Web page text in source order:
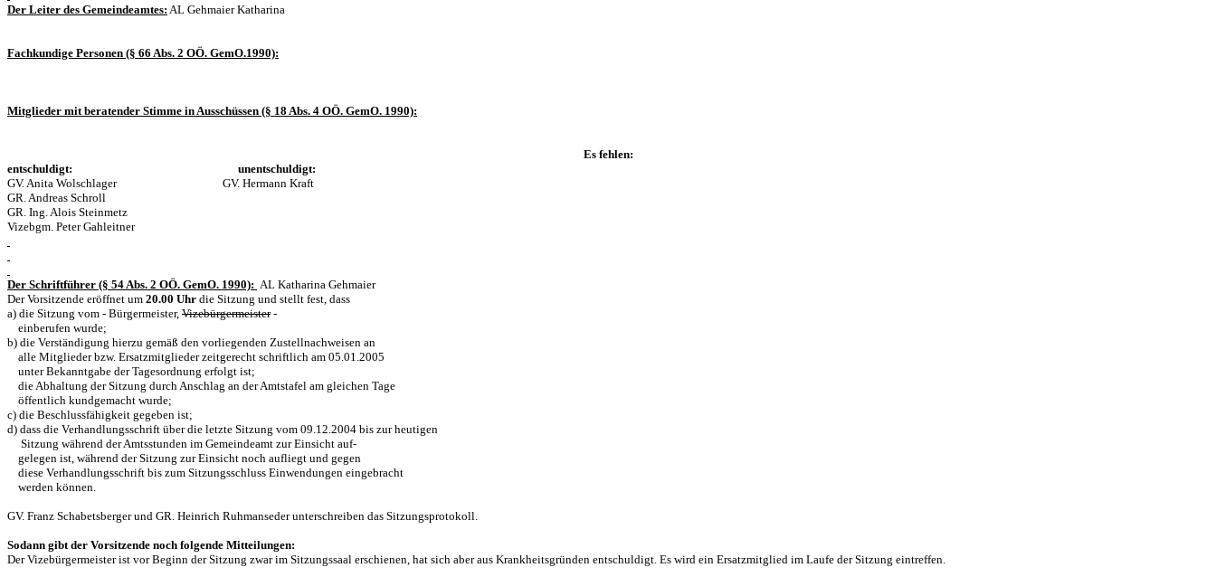
Der Leiter des Gemeindeamtes: AL Gehmaier Katharina
Fachkundige Personen (§ 66 Abs. 2 OÖ. GemO.1990):
Mitglieder mit beratender Stimme in Ausschüssen (§ 18 Abs. 4 OÖ. GemO. 1990):
Es fehlen:
entschuldigt: unentschuldigt:
GV. Anita Wolschlager GV. Hermann Kraft
GR. Andreas Schroll
GR. Ing. Alois Steinmetz
Vizebgm. Peter Gahleitner
Der Schriftführer (§ 54 Abs. 2 OÖ. GemO. 1990): AL Katharina Gehmaier
Der Vorsitzende eröffnet um 20.00 Uhr die Sitzung und stellt fest, dass
a) die Sitzung vom - Bürgermeister, Vizebürgermeister-
einberufen wurde;
b) die Verständigung hierzu gemäß den vorliegenden Zustellnachweisen an
alle Mitglieder bzw. Ersatzmitglieder zeitgerecht schriftlich am 05.01.2005
unter Bekanntgabe der Tagesordnung erfolgt ist;
die Abhaltung der Sitzung durch Anschlag an der Amtstafel am gleichen Tage
öffentlich kundgemacht wurde;
c) die Beschlussfähigkeit gegeben ist;
d) dass die Verhandlungsschrift über die letzte Sitzung vom 09.12.2004 bis zur heutigen
Sitzung während der Amtsstunden im Gemeindeamt zur Einsicht auf-
gelegen ist, während der Sitzung zur Einsicht noch aufliegt und gegen
diese Verhandlungsschrift bis zum Sitzungsschluss Einwendungen eingebracht
werden können.
GV. Franz Schabetsberger und GR. Heinrich Ruhmanseder unterschreiben das Sitzungsprotokoll.
Sodann gibt der Vorsitzende noch folgende Mitteilungen:
Der Vizebürgermeister ist vor Beginn der Sitzung zwar im Sitzungssaal erschienen, hat sich aber aus Krankheitsgründen entschuldigt. Es wird ein Ersatzmitglied im Laufe der Sitzung eintreffen.